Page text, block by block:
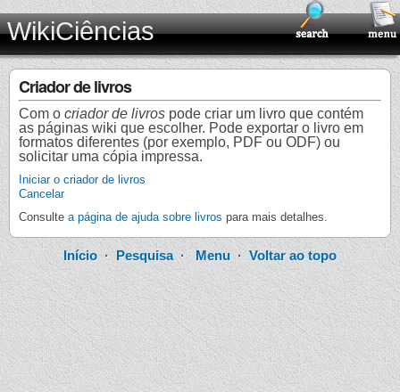
WikiCiências
Criador de livros
Com o criador de livros pode criar um livro que contém
as páginas wiki que escolher. Pode exportar o livro em
formatos diferentes (por exemplo, PDF ou ODF) ou
solicitar uma cópia impressa.
Iniciar o criador de livros
Cancelar
Consulte a página de ajuda sobre livros para mais detalhes.
Início· Pesquisa·Menu · Voltar ao topo